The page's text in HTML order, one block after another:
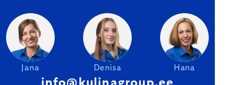
Jana Denisa Hana